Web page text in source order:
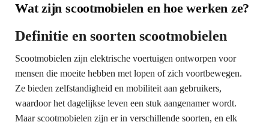
Wat zijn scootmobielen en hoe werken ze?
Definitie en soorten scootmobielen
Scootmobielen zijn elektrische voertuigen ontworpen voor
mensen die moeite hebben met lopen of zich voortbewegen.
Ze bieden zelfstandigheid en mobiliteit aan gebruikers,
waardoor het dagelijkse leven een stuk aangenamer wordt.
Maar scootmobielen zijn er in verschillende soorten, en elk